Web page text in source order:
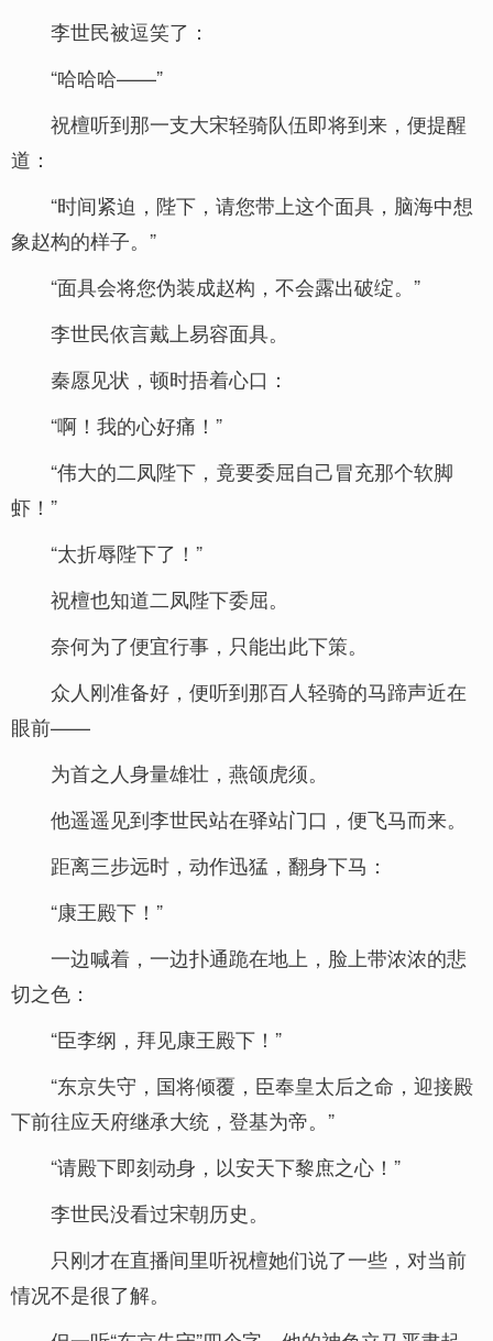
李世民被逗笑了：
“哈哈哈——”
祝檀听到那一支大宋轻骑队伍即将到来，便提醒
道：
“时间紧迫，陛下，请您带上这个面具，脑海中想
象赵构的样子。”
“面具会将您伪装成赵构，不会露出破绽。”
李世民依言戴上易容面具。
秦愿见状，顿时捂着心口：
“啊！我的心好痛！”
“伟大的二凤陛下，竟要委屈自己冒充那个软脚
虾！”
“太折辱陛下了！”
祝檀也知道二凤陛下委屈。
奈何为了便宜行事，只能出此下策。
众人刚准备好，便听到那百人轻骑的马蹄声近在
眼前——
为首之人身量雄壮，燕颌虎须。
他遥遥见到李世民站在驿站门口，便飞马而来。
距离三步远时，动作迅猛，翻身下马：
“康王殿下！”
一边喊着，一边扑通跪在地上，脸上带浓浓的悲
切之色：
“臣李纲，拜见康王殿下！”
“东京失守，国将倾覆，臣奉皇太后之命，迎接殿
下前往应天府继承大统，登基为帝。”
“请殿下即刻动身，以安天下黎庶之心！”
李世民没看过宋朝历史。
只刚才在直播间里听祝檀她们说了一些，对当前
情况不是很了解。